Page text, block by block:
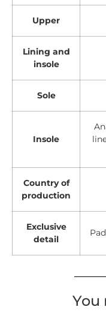
Upper
Lining and
insole
Sole
Insole
Country of
production
Exclusive
detail
You